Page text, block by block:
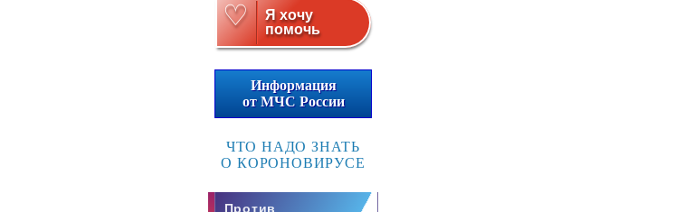
♡
Я хочу
помочь
Информация
от МЧС России
ЧТО НАДО ЗНАТЬ
О КОРОНОВИРУСЕ
Против